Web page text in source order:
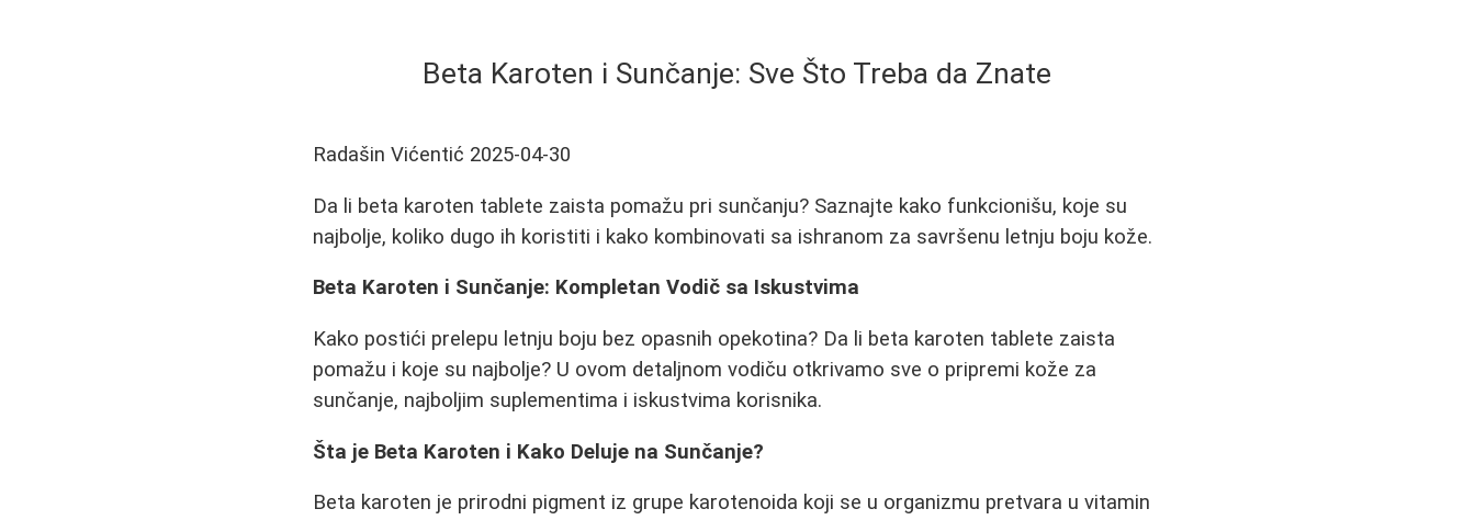
Beta Karoten i Sunčanje: Sve Što Treba da Znate
Radašin Vićentić 2025-04-30
Da li beta karoten tablete zaista pomažu pri sunčanju? Saznajte kako funkcionišu, koje su
najbolje, koliko dugo ih koristiti i kako kombinovati sa ishranom za savršenu letnju boju kože.
Beta Karoten i Sunčanje: Kompletan Vodič sa Iskustvima
Kako postići prelepu letnju boju bez opasnih opekotina? Da li beta karoten tablete zaista
pomažu i koje su najbolje? U ovom detaljnom vodiču otkrivamo sve o pripremi kože za
sunčanje, najboljim suplementima i iskustvima korisnika.
Šta je Beta Karoten i Kako Deluje na Sunčanje?
Beta karoten je prirodni pigment iz grupe karotenoida koji se u organizmu pretvara u vitamin